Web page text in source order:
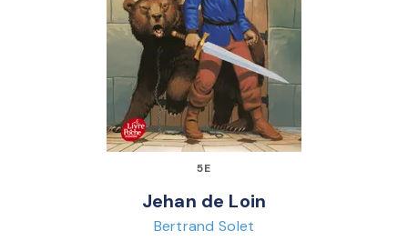
5E
Jehan de Loin
Bertrand Solet